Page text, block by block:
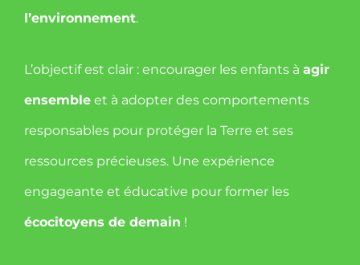
l’environnement.
L’objectif est clair : encourager les enfants à agir
ensemble et à adopter des comportements
responsables pour protéger la Terre et ses
ressources précieuses. Une expérience
engageante et éducative pour former les
écocitoyens de demain !